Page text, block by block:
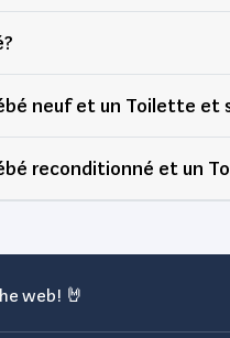
neuf et un Toilette et
reconditionné et un
web! 🤘